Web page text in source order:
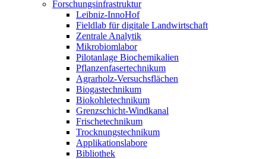
Forschungsinfrastruktur
Leibniz-InnoHof
Fieldlab für digitale Landwirtschaft
Zentrale Analytik
Mikrobiomlabor
Pilotanlage Biochemikalien
Pflanzenfasertechnikum
Agrarholz-Versuchsflächen
Biogastechnikum
Biokohletechnikum
Grenzschicht-Windkanal
Frischetechnikum
Trocknungstechnikum
Applikationslabore
Bibliothek